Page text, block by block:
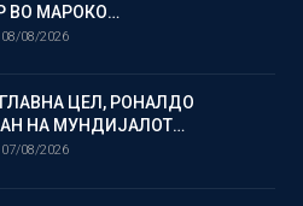
ВО МАРОКО…
08/08/2026
ЦЕЛ, РОНАЛДО
НА МУНДИЈАЛОТ…
07/08/2026